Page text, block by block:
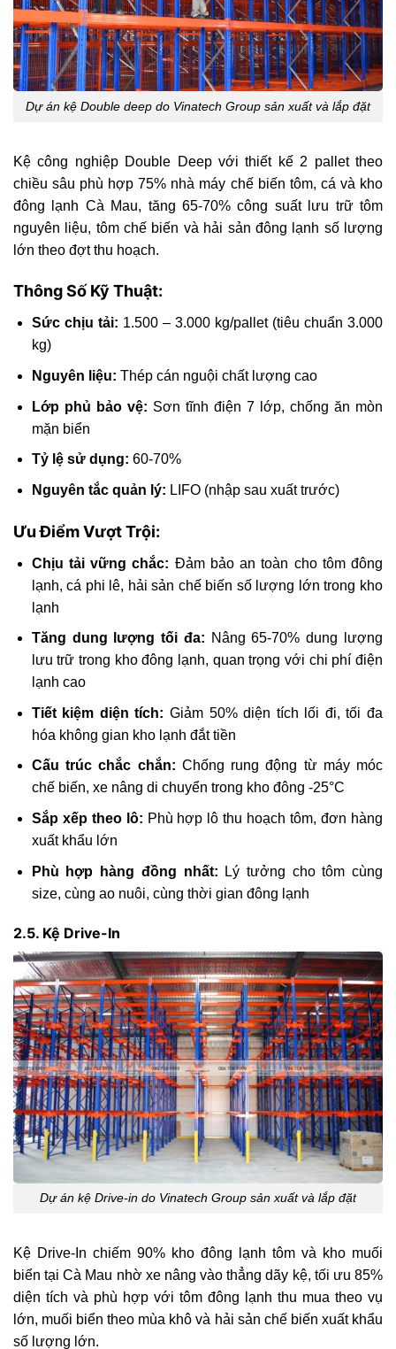
Dự án kệ Double deep do Vinatech Group sản xuất và lắp đặt
Kệ công nghiệp Double Deep với thiết kế 2 pallet theo
chiều sâu phù hợp 75% nhà máy chế biến tôm, cá và kho
đông lạnh Cà Mau, tăng 65-70% công suất lưu trữ tôm
nguyên liệu, tôm chế biến và hải sản đông lạnh số lượng
lớn theo đợt thu hoạch.
Thông Số Kỹ Thuật:
Sức chịu tải: 1.500 – 3.000 kg/pallet (tiêu chuẩn 3.000
kg)
Nguyên liệu: Thép cán nguội chất lượng cao
Lớp phủ bảo vệ: Sơn tĩnh điện 7 lớp, chống ăn mòn
mặn biển
Tỷ lệ sử dụng: 60-70%
Nguyên tắc quản lý: LIFO (nhập sau xuất trước)
Ưu Điểm Vượt Trội:
Chịu tải vững chắc: Đảm bảo an toàn cho tôm đông
lạnh, cá phi lê, hải sản chế biến số lượng lớn trong kho
lạnh
Tăng dung lượng tối đa: Nâng 65-70% dung lượng
lưu trữ trong kho đông lạnh, quan trọng với chi phí điện
lạnh cao
Tiết kiệm diện tích: Giảm 50% diện tích lối đi, tối đa
hóa không gian kho lạnh đắt tiền
Cấu trúc chắc chắn: Chống rung động từ máy móc
chế biến, xe nâng di chuyển trong kho đông -25°C
Sắp xếp theo lô: Phù hợp lô thu hoạch tôm, đơn hàng
xuất khẩu lớn
Phù hợp hàng đồng nhất: Lý tưởng cho tôm cùng
size, cùng ao nuôi, cùng thời gian đông lạnh
2.5. Kệ Drive-In
Dự án kệ Drive-in do Vinatech Group sản xuất và lắp đặt
Kệ Drive-In chiếm 90% kho đông lạnh tôm và kho muối
biển tại Cà Mau nhờ xe nâng vào thẳng dãy kệ, tối ưu 85%
diện tích và phù hợp với tôm đông lạnh thu mua theo vụ
lớn, muối biển theo mùa khô và hải sản chế biến xuất khẩu
số lượng lớn.